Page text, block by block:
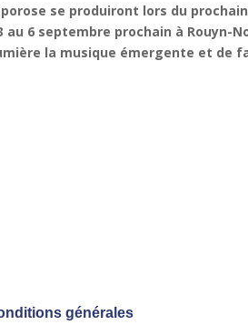
se produiront lors du prochain
6 septembre prochain à Rouyn-
la musique émergente et de
générales